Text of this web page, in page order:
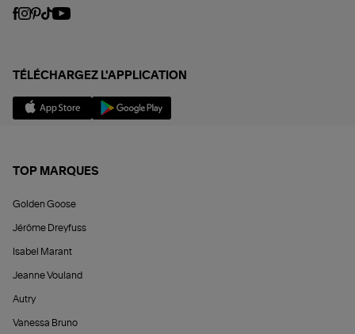
TÉLÉCHARGEZ L'APPLICATION
TOP MARQUES
Golden Goose
Jérôme Dreyfuss
Isabel Marant
Jeanne Vouland
Autry
Vanessa Bruno